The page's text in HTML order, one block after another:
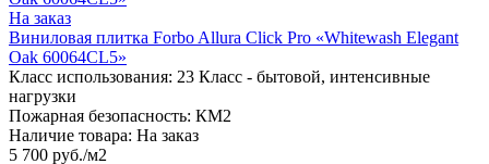
На заказ
Виниловая плитка Forbo Allura Click Pro «Whitewash Elegant
Oak 60064CL5»
Класс использования: 23 Класс - бытовой, интенсивные
нагрузки
Пожарная безопасность: КМ2
Наличие товара: На заказ
5 700 руб./м2